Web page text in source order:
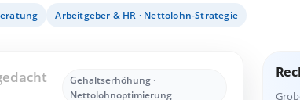
Arbeitgeber & HR · Nettolohn-Strategie
Gehaltserhöhung ·
Nettolohnoptimierung